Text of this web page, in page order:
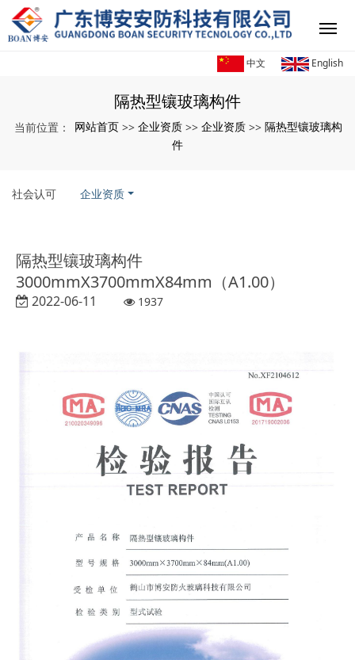
中文 English
隔热型镶玻璃构件
当前位置： 网站首页 >> 企业资质 >> 企业资质 >> 隔热型镶玻璃构
件
社会认可 企业资质
隔热型镶玻璃构件
3000mmX3700mmX84mm（A1.00）
2022-06-11 1937